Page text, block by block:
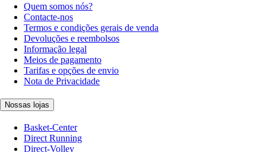
Quem somos nós?
Contacte-nos
Termos e condições gerais de venda
Devoluções e reembolsos
Informação legal
Meios de pagamento
Tarifas e opções de envio
Nota de Privacidade
Nossas lojas
Basket-Center
Direct Running
Direct-Volley